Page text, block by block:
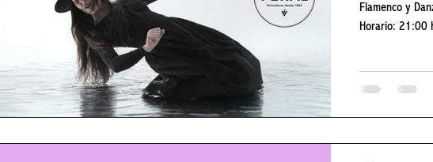
Flamenco y Danza. en nuestra bodega seguido de una
Horario: 21:00
poneros en
#Concierto